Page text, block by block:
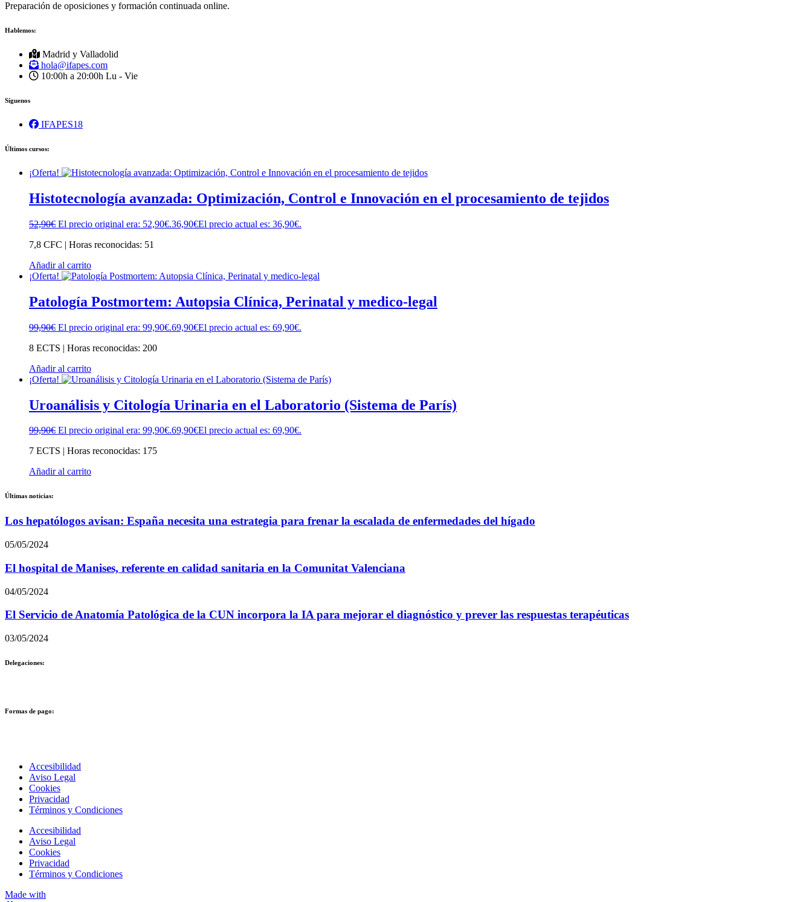
Preparación de oposiciones y formación continuada online.
Hablemos:
Madrid y Valladolid
hola@ifapes.com
10:00h a 20:00h Lu - Vie
Síguenos
IFAPES18
Últimos cursos:
¡Oferta!
Histotecnología avanzada: Optimización, Control e Innovación en el procesamiento de tejidos
52,90€ El precio original era: 52,90€.36,90€El precio actual es: 36,90€.
7,8 CFC | Horas reconocidas: 51
Añadir al carrito
¡Oferta!
Patología Postmortem: Autopsia Clínica, Perinatal y medico-legal
99,90€ El precio original era: 99,90€.69,90€El precio actual es: 69,90€.
8 ECTS | Horas reconocidas: 200
Añadir al carrito
¡Oferta!
Uroanálisis y Citología Urinaria en el Laboratorio (Sistema de París)
99,90€ El precio original era: 99,90€.69,90€El precio actual es: 69,90€.
7 ECTS | Horas reconocidas: 175
Añadir al carrito
Últimas noticias:
Los hepatólogos avisan: España necesita una estrategia para frenar la escalada de enfermedades del hígado
05/05/2024
El hospital de Manises, referente en calidad sanitaria en la Comunitat Valenciana
04/05/2024
El Servicio de Anatomía Patológica de la CUN incorpora la IA para mejorar el diagnóstico y prever las respuestas terapéuticas
03/05/2024
Delegaciones:
Formas de pago:
Accesibilidad
Aviso Legal
Cookies
Privacidad
Términos y Condiciones
Accesibilidad
Aviso Legal
Cookies
Privacidad
Términos y Condiciones
Made with